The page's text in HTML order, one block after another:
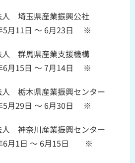
埼玉県産業振興公社
月11日 ～ 6月23日 ※
群馬県産業支援機構
月15日 ～ 7月14日 ※
栃木県産業振興センター
月29日 ～ 6月30日 ※
神奈川産業振興センター
6月1日 ～ 6月15日 ※